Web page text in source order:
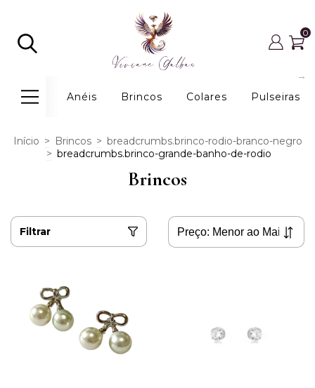
0
Anéis Brincos Colares Pulseiras
Início > Brincos > breadcrumbs.brinco-rodio-branco-negro
> breadcrumbs.brinco-grande-banho-de-rodio
Brincos
Filtrar